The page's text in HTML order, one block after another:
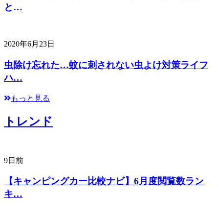
と…
2020年6月23日
虫除け忘れた…蚊に刺されない虫よけ対策ライフ
ハ…
もっと見る
トレンド
9日前
【キャンピングカー比較ナビ】6月度閲覧数ラン
キ…